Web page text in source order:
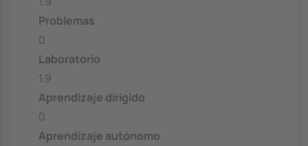
Problemas
0
Laboratorio
1.9
Aprendizaje dirigido
0
Aprendizaje autónomo